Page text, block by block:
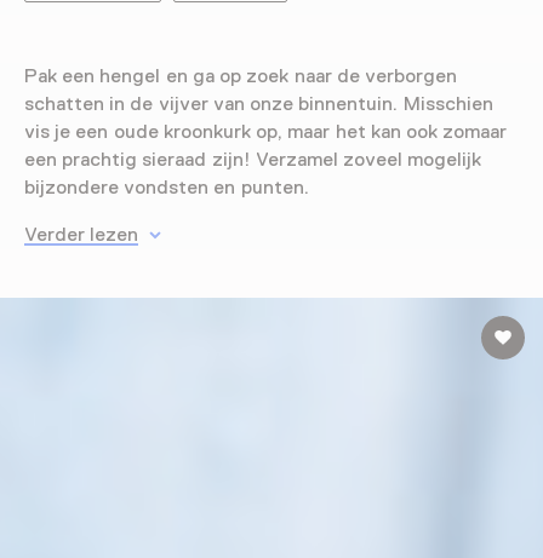
Pak een hengel en ga op zoek naar de verborgen
schatten in de vijver van onze binnentuin. Misschien
vis je een oude kroonkurk op, maar het kan ook zomaar
een prachtig sieraad zijn! Verzamel zoveel mogelijk
bijzondere vondsten en punten.
Verder lezen